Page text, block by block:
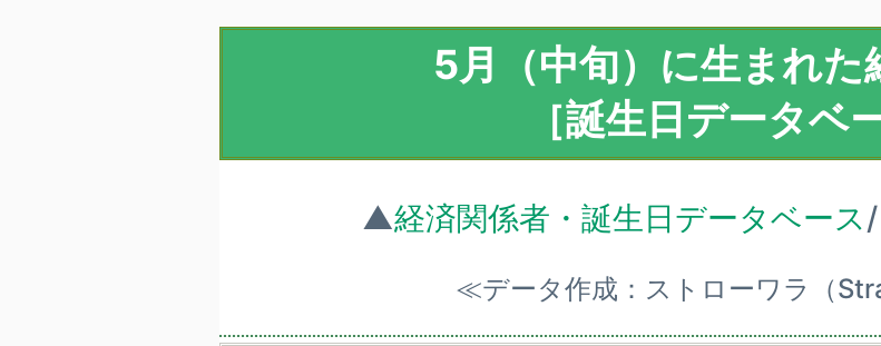
5月（中旬）に生まれた
［誕生日データベ
▲経済関係者・誕生日データベース
≪データ作成：ストローワラ（